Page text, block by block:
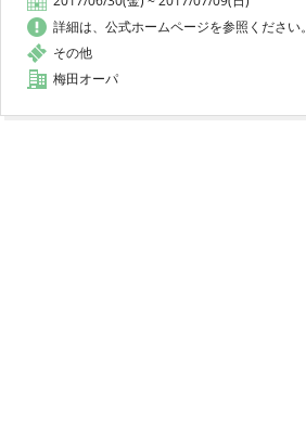
詳細は、公式ホームページを参照ください。
その他
梅田オーパ